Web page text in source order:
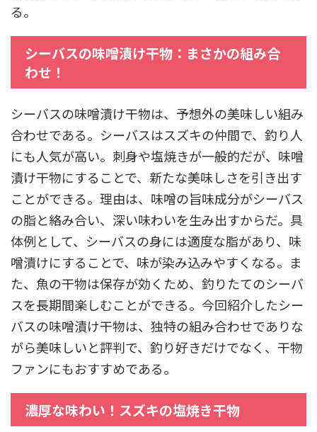
る。
シーバスの味噌漬け干物：まさかの組み合
わせ！
シーバスの味噌漬け干物は、予想外の美味しい組み
合わせである。シーバスはスズキの仲間で、釣り人
にも人気が高い。刺身や塩焼きが一般的だが、味噌
漬け干物にすることで、新たな美味しさを引き出す
ことができる。理由は、味噌の旨味成分がシーバス
の脂と絡み合い、深い味わいを生み出すからだ。具
体例として、シーバスの身には適度な脂があり、味
噌漬けにすることで、味が染み込みやすくなる。ま
た、魚の干物は保存が効くため、釣りたてのシーバ
スを長期間楽しむことができる。今回紹介したシー
バスの味噌漬け干物は、独特の組み合わせでありな
がら美味しいと評判で、釣り好きだけでなく、干物
ファンにもおすすめである。
濃厚な味わい！スズキの塩焼き干物